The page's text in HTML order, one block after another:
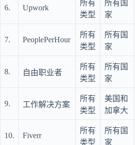
6. Upwork
所有
类型
所有国
家
7. PeoplePerHour
所有
类型
所有国
家
8. 自由职业者
所有
类型
所有国
家
9. 工作解决方案
所有
类型
美国和
加拿大
10. Fiverr
所有
类型
所有国
家